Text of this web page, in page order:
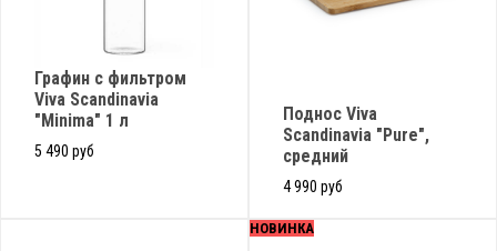
Графин с фильтром
Viva Scandinavia
"Minima" 1 л
5 490 руб
Поднос Viva
Scandinavia "Pure",
средний
4 990 руб
НОВИНКА